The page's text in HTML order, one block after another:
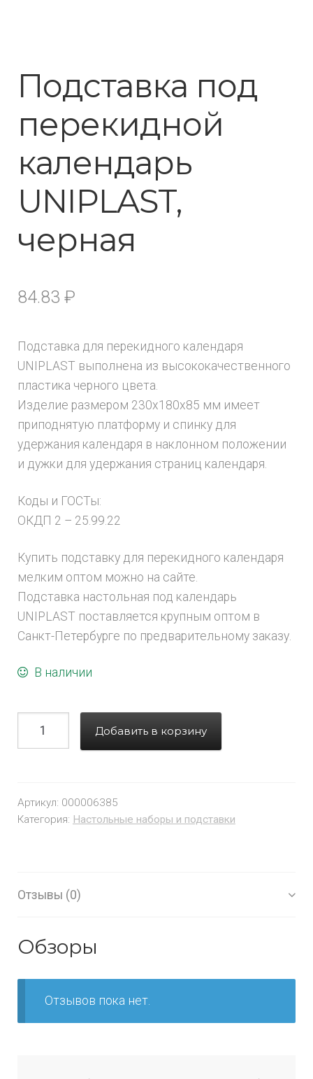
Подставка под
перекидной
календарь
UNIPLAST,
черная
84.83 ₽
Подставка для перекидного календаря
UNIPLAST выполнена из высококачественного
пластика черного цвета.
Изделие размером 230x180x85 мм имеет
приподнятую платформу и спинку для
удержания календаря в наклонном положении
и дужки для удержания страниц календаря.
Коды и ГОСТы:
ОКДП 2 – 25.99.22
Купить подставку для перекидного календаря
мелким оптом можно на сайте.
Подставка настольная под календарь
UNIPLAST поставляется крупным оптом в
Санкт-Петербурге по предварительному заказу.
В наличии
Добавить в корзину
Артикул: 000006385
Категория: Настольные наборы и подставки
Отзывы (0)
Обзоры
Отзывов пока нет.